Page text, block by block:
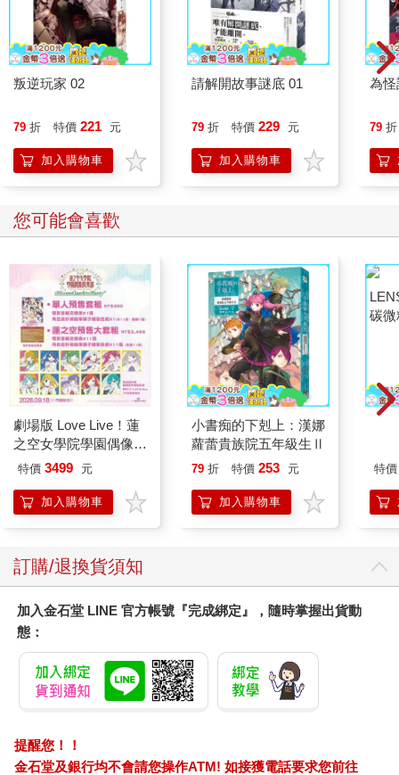
叛逆玩家 02
79 折 特價 221 元
加入購物車
請解開故事謎底 01
79 折 特價 229 元
加入購物車
為怪
79 折
您可能會喜歡
劇場版 Love Live！蓮
之空女學院學園偶像俱
樂部 Bloom Garden
組
特價 3499 元
加入購物車
小書痴的下剋上：漢娜
蘿蕾貴族院五年級生Ⅱ
79 折 特價 253 元
加入購物車
特價
訂購/退換貨須知
加入金石堂 LINE 官方帳號『完成綁定』，隨時掌握出貨動
態：
提醒您！！
金石堂及銀行均不會請您操作ATM! 如接獲電話要求您前往